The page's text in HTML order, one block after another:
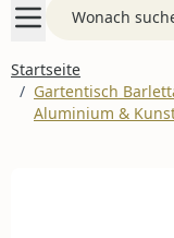
Startseite
/ Gartentisch
Aluminium &